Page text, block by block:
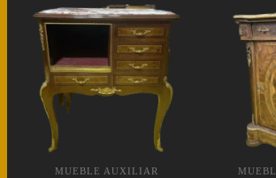
MUEBLE AUXILIAR